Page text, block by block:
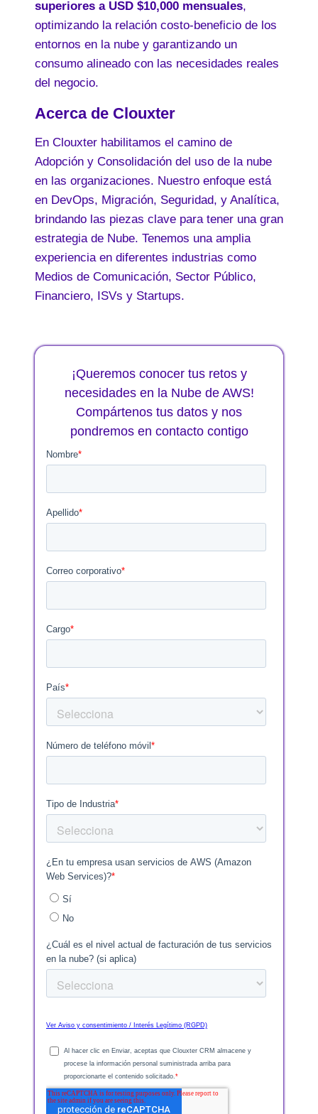
superiores a USD $10,000 mensuales,
optimizando la relación costo-beneficio de los
entornos en la nube y garantizando un
consumo alineado con las necesidades reales
del negocio.
Acerca de Clouxter
En Clouxter habilitamos el camino de
Adopción y Consolidación del uso de la nube
en las organizaciones. Nuestro enfoque está
en DevOps, Migración, Seguridad, y Analítica,
brindando las piezas clave para tener una gran
estrategia de Nube. Tenemos una amplia
experiencia en diferentes industrias como
Medios de Comunicación, Sector Público,
Financiero, ISVs y Startups.
¡Queremos conocer tus retos y
necesidades en la Nube de AWS!
Compártenos tus datos y nos
pondremos en contacto contigo